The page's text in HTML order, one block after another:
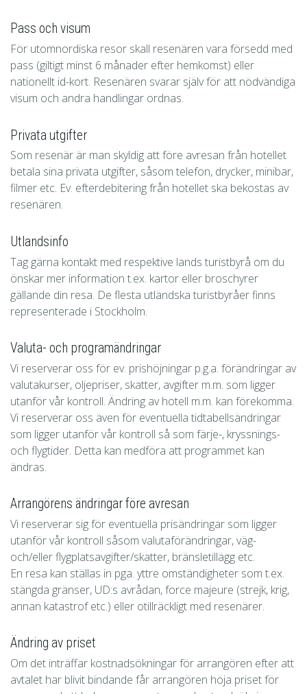
Pass och visum
För utomnordiska resor skall resenären vara försedd med
pass (giltigt minst 6 månader efter hemkomst) eller
nationellt id-kort. Resenären svarar själv för att nödvändiga
visum och andra handlingar ordnas.
Privata utgifter
Som resenär är man skyldig att före avresan från hotellet
betala sina privata utgifter, såsom telefon, drycker, minibar,
filmer etc. Ev. efterdebitering från hotellet ska bekostas av
resenären.
Utlandsinfo
Tag gärna kontakt med respektive lands turistbyrå om du
önskar mer information t.ex. kartor eller broschyrer
gällande din resa. De flesta utländska turistbyråer finns
representerade i Stockholm.
Valuta- och programändringar
Vi reserverar oss för ev. prishöjningar p.g.a. förändringar av
valutakurser, oljepriser, skatter, avgifter m.m. som ligger
utanför vår kontroll. Ändring av hotell m.m. kan förekomma.
Vi reserverar oss även för eventuella tidtabellsändringar
som ligger utanför vår kontroll så som färje-, kryssnings-
och flygtider. Detta kan medföra att programmet kan
ändras.
Arrangörens ändringar före avresan
Vi reserverar sig för eventuella prisändringar som ligger
utanför vår kontroll såsom valutaförändringar, väg-
och/eller flygplatsavgifter/skatter, bränsletillägg etc.
En resa kan ställas in pga. yttre omständigheter som t.ex.
stängda gränser, UD:s avrådan, force majeure (strejk, krig,
annan katastrof etc.) eller otillräckligt med resenärer.
Ändring av priset
Om det inträffar kostnadsökningar för arrangören efter att
avtalet har blivit bindande får arrangören höja priset för